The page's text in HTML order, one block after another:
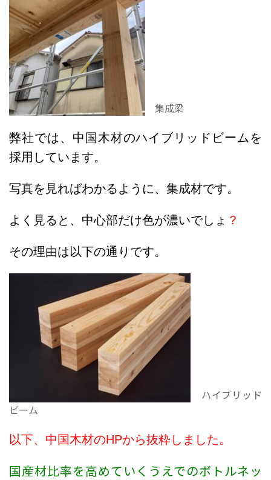
集成梁
弊社では、中国木材のハイブリッドビームを
採用しています。
写真を見ればわかるように、集成材です。
よく見ると、中心部だけ色が濃いでしょ ？
その理由は以下の通りです。
ハイブリッド
ビーム
以下、中国木材のHPから抜粋しました。
国産材比率を高めていくうえでのボトルネッ